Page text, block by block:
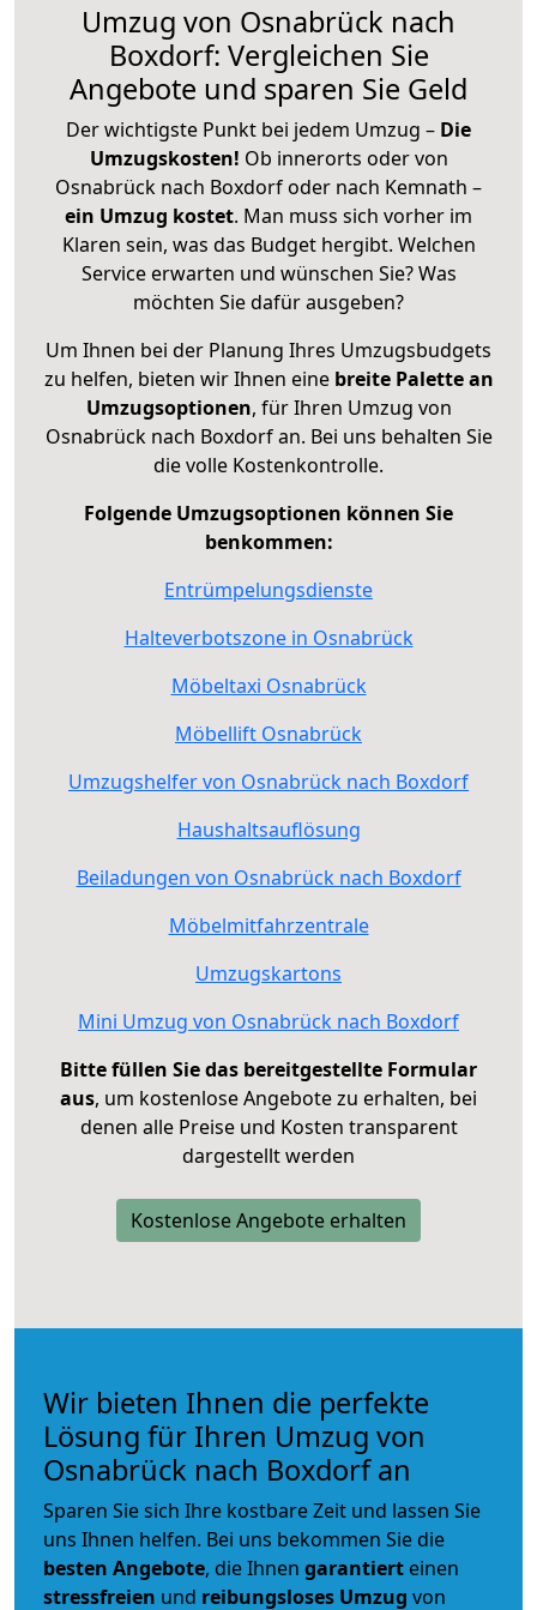
Umzug von Osnabrück nach
Boxdorf: Vergleichen Sie
Angebote und sparen Sie Geld
Der wichtigste Punkt bei jedem Umzug – Die
Umzugskosten! Ob innerorts oder von
Osnabrück nach Boxdorf oder nach Kemnath –
ein Umzug kostet. Man muss sich vorher im
Klaren sein, was das Budget hergibt. Welchen
Service erwarten und wünschen Sie? Was
möchten Sie dafür ausgeben?
Um Ihnen bei der Planung Ihres Umzugsbudgets
zu helfen, bieten wir Ihnen eine breite Palette an
Umzugsoptionen, für Ihren Umzug von
Osnabrück nach Boxdorf an. Bei uns behalten Sie
die volle Kostenkontrolle.
Folgende Umzugsoptionen können Sie
benkommen:
Entrümpelungsdienste
Halteverbotszone in Osnabrück
Möbeltaxi Osnabrück
Möbellift Osnabrück
Umzugshelfer von Osnabrück nach Boxdorf
Haushaltsauflösung
Beiladungen von Osnabrück nach Boxdorf
Möbelmitfahrzentrale
Umzugskartons
Mini Umzug von Osnabrück nach Boxdorf
Bitte füllen Sie das bereitgestellte Formular
aus, um kostenlose Angebote zu erhalten, bei
denen alle Preise und Kosten transparent
dargestellt werden
Kostenlose Angebote erhalten
Wir bieten Ihnen die perfekte
Lösung für Ihren Umzug von
Osnabrück nach Boxdorf an
Sparen Sie sich Ihre kostbare Zeit und lassen Sie
uns Ihnen helfen. Bei uns bekommen Sie die
besten Angebote, die Ihnen garantiert einen
stressfreien und reibungsloses Umzug von